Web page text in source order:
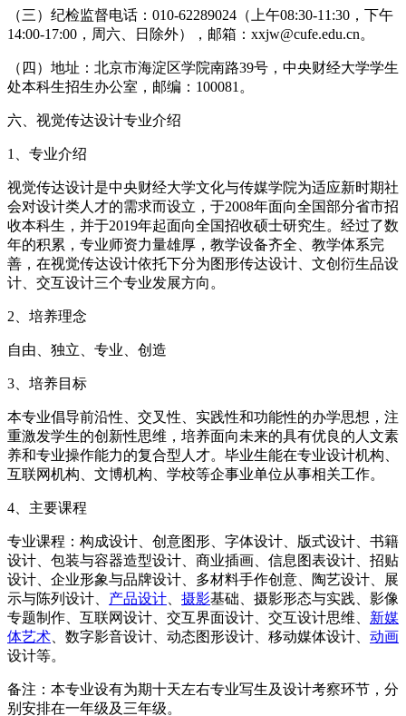
（三）纪检监督电话：010-62289024（上午08:30-11:30，下午
14:00-17:00，周六、日除外），邮箱：xxjw@cufe.edu.cn。
（四）地址：北京市海淀区学院南路39号，中央财经大学学生
处本科生招生办公室，邮编：100081。
六、视觉传达设计专业介绍
1、专业介绍
视觉传达设计是中央财经大学文化与传媒学院为适应新时期社
会对设计类人才的需求而设立，于2008年面向全国部分省市招
收本科生，并于2019年起面向全国招收硕士研究生。经过了数
年的积累，专业师资力量雄厚，教学设备齐全、教学体系完
善，在视觉传达设计依托下分为图形传达设计、文创衍生品设
计、交互设计三个专业发展方向。
2、培养理念
自由、独立、专业、创造
3、培养目标
本专业倡导前沿性、交叉性、实践性和功能性的办学思想，注
重激发学生的创新性思维，培养面向未来的具有优良的人文素
养和专业操作能力的复合型人才。毕业生能在专业设计机构、
互联网机构、文博机构、学校等企事业单位从事相关工作。
4、主要课程
专业课程：构成设计、创意图形、字体设计、版式设计、书籍
设计、包装与容器造型设计、商业插画、信息图表设计、招贴
设计、企业形象与品牌设计、多材料手作创意、陶艺设计、展
示与陈列设计、 产品设计 摄影基础、摄影形态与实践、影像
专题制作、互联网设计、交互界面设计、交互设计思维、 新媒
体艺术 、数字影音设计、动态图形设计、移动媒体设计、 动画
设计等。
备注：本专业设有为期十天左右专业写生及设计考察环节，分
别安排在一年级及三年级。